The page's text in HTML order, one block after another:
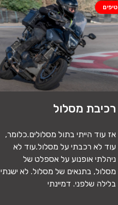
טיפים
רכיבת מסלול
אז עוד הייתי בתול מסלולים.כלומר,
עוד לא רכבתי על מסלול.עוד לא
ניהלתי אופנוע על אספלט של
מסלול, בתנאים של מסלול. לא ישנתי
בלילה שלפני. דמיינתי